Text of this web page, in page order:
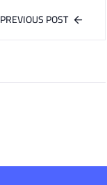
PREVIOUS POST